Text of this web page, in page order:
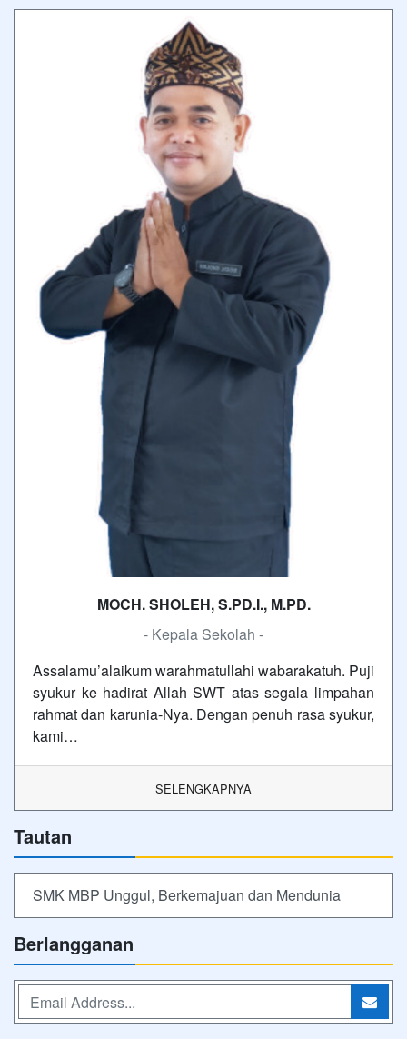
MOCH. SHOLEH, S.PD.I., M.PD.
- Kepala Sekolah -
Assalamu’alaikum warahmatullahi wabarakatuh. Puji
syukur ke hadirat Allah SWT atas segala limpahan
rahmat dan karunia-Nya. Dengan penuh rasa syukur,
kami…
SELENGKAPNYA
Tautan
SMK MBP Unggul, Berkemajuan dan Mendunia
Berlangganan